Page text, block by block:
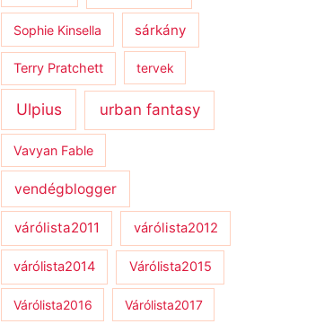
Sophie Kinsella sárkány
Terry Pratchett tervek
Ulpius urban fantasy
Vavyan Fable
vendégblogger
várólista2011 várólista2012
várólista2014 Várólista2015
Várólista2016 Várólista2017